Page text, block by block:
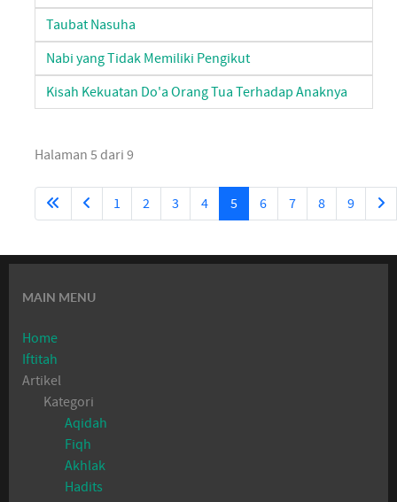
Taubat Nasuha
Nabi yang Tidak Memiliki Pengikut
Kisah Kekuatan Do'a Orang Tua Terhadap Anaknya
Halaman 5 dari 9
1 2 3 4 5 6 7 8 9
MAIN MENU
Home
Iftitah
Artikel
Kategori
Aqidah
Fiqh
Akhlak
Hadits